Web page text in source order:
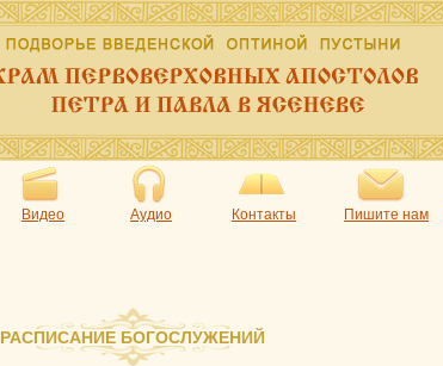
Видео Аудио Контакты Пишите нам
РАСПИСАНИЕ БОГОСЛУЖЕНИЙ